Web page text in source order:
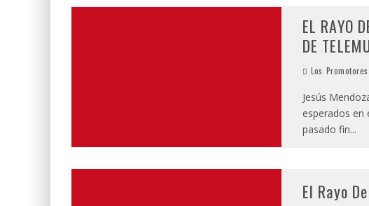
EL RAYO
DE
Los Promotores
Jesús
esperados en
pasado fin...
El Rayo